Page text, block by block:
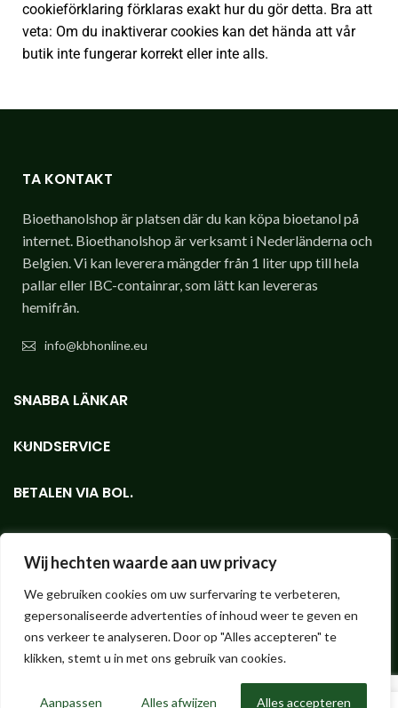
Wij hechten waarde aan uw privacy
We gebruiken cookies om uw surfervaring te verbeteren,
gepersonaliseerde advertenties of inhoud weer te geven en
ons verkeer te analyseren. Door op "Alles accepteren" te
klikken, stemt u in met ons gebruik van cookies.
Aanpassen Alles afwijzen Alles accepteren
cookieförklaring förklaras exakt hur du gör detta. Bra att
veta: Om du inaktiverar cookies kan det hända att vår
butik inte fungerar korrekt eller inte alls.
TA KONTAKT
Bioethanolshop är platsen där du kan köpa bioetanol på
internet. Bioethanolshop är verksamt i Nederländerna och
Belgien. Vi kan leverera mängder från 1 liter upp till hela
pallar eller IBC-containrar, som lätt kan levereras
hemifrån.
info@kbhonline.eu
SNABBA LÄNKAR
KUNDSERVICE
BETALEN VIA BOL.
Bioethanolshop - Webbutiken för KieselGreen-bioetanol av bästa
kvalitet, i små eller stora volymer.
Hendrik ter Kuilestraat 173 (ingen butik, avhämtning ej möjlig!) | 7547
©2023 Bioethanolshop, del av KBH BV